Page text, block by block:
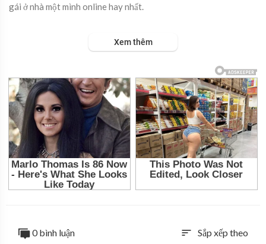
gái ở nhà một mình online hay nhất.
Xem thêm
0 bình luận sort Sắp xếp theo